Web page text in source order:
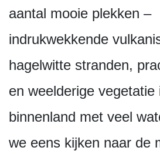
aantal mooie plekken –
indrukwekkende
hagelwitte stranden,
en weelderige vegetatie
binnenland met veel
we eens kijken naar de